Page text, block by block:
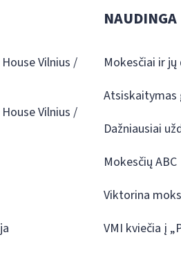
Vilnius /
Vilnius /
NAUDINGA
Mokesčiai ir jų
Atsiskaitymas
Dažniausiai
Mokesčių ABC
Viktorina
VMI kviečia į